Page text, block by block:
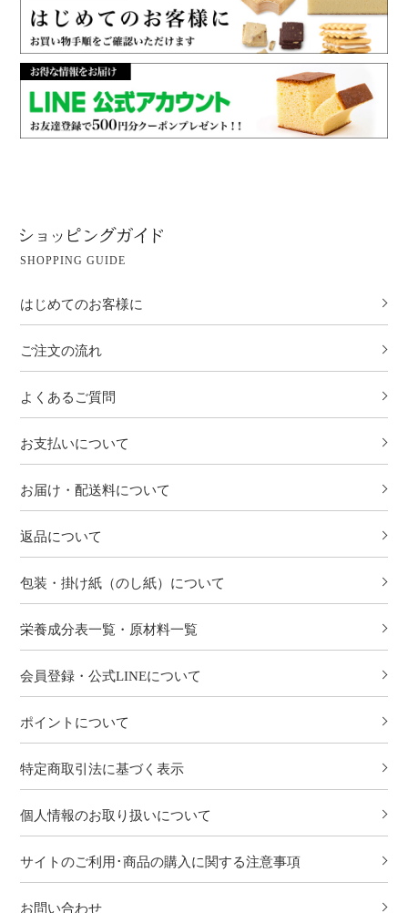
SHOPPING GUIDE
はじめてのお客様に
ご注文の流れ
よくあるご質問
お支払いについて
お届け・配送料について
返品について
包装・掛け紙（のし紙）について
栄養成分表一覧・原材料一覧
会員登録・公式LINEについて
ポイントについて
特定商取引法に基づく表示
個人情報のお取り扱いについて
サイトのご利用･商品の購入に関する注意事項
お問い合わせ